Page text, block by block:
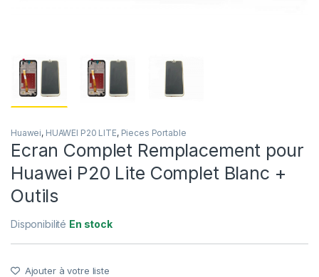
Huawei, HUAWEI P20 LITE, Pieces Portable
Ecran Complet Remplacement pour
Huawei P20 Lite Complet Blanc +
Outils
Disponibilité En stock
Ajouter à votre liste